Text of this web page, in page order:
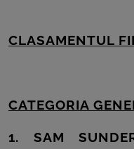
CLASAMENTUL
CATEGORIA
1. SAM